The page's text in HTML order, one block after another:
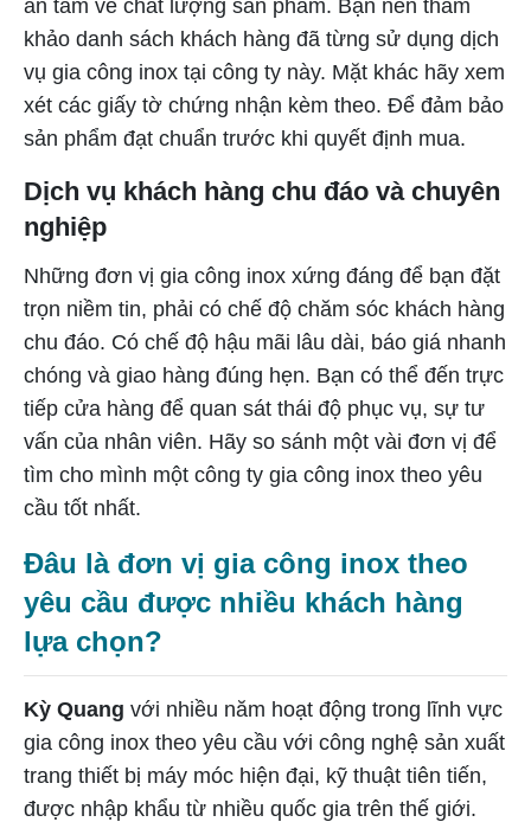
an tâm về chất lượng sản phẩm. Bạn nên tham
khảo danh sách khách hàng đã từng sử dụng dịch
vụ gia công inox tại công ty này. Mặt khác hãy xem
xét các giấy tờ chứng nhận kèm theo. Để đảm bảo
sản phẩm đạt chuẩn trước khi quyết định mua.
Dịch vụ khách hàng chu đáo và chuyên
nghiệp
Những đơn vị gia công inox xứng đáng để bạn đặt
trọn niềm tin, phải có chế độ chăm sóc khách hàng
chu đáo. Có chế độ hậu mãi lâu dài, báo giá nhanh
chóng và giao hàng đúng hẹn. Bạn có thể đến trực
tiếp cửa hàng để quan sát thái độ phục vụ, sự tư
vấn của nhân viên. Hãy so sánh một vài đơn vị để
tìm cho mình một công ty gia công inox theo yêu
cầu tốt nhất.
Đâu là đơn vị gia công inox theo
yêu cầu được nhiều khách hàng
lựa chọn?
Kỳ Quang với nhiều năm hoạt động trong lĩnh vực
gia công inox theo yêu cầu với công nghệ sản xuất
trang thiết bị máy móc hiện đại, kỹ thuật tiên tiến,
được nhập khẩu từ nhiều quốc gia trên thế giới.